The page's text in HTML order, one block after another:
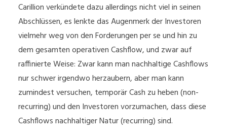
Carillion verkündete dazu allerdings nicht viel in seinen
Abschlüssen, es lenkte das Augenmerk der Investoren
vielmehr weg von den Forderungen per se und hin zu
dem gesamten operativen Cashflow, und zwar auf
raffinierte Weise: Zwar kann man nachhaltige Cashflows
nur schwer irgendwo herzaubern, aber man kann
zumindest versuchen, temporär Cash zu heben (non-
recurring) und den Investoren vorzumachen, dass diese
Cashflows nachhaltiger Natur (recurring) sind.